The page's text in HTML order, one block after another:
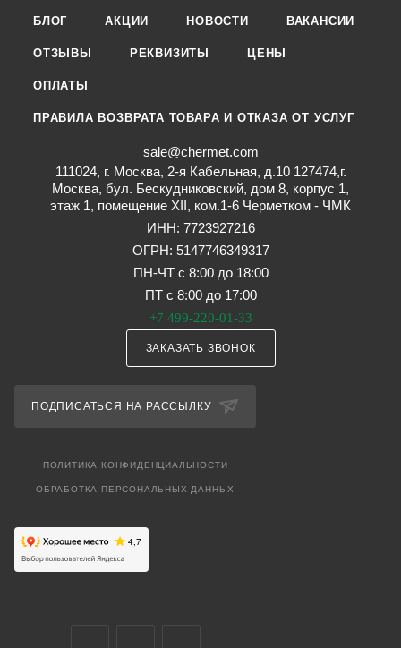
БЛОГ АКЦИИ НОВОСТИ ВАКАНСИИ
ОТЗЫВЫ РЕКВИЗИТЫ ЦЕНЫ
ОПЛАТЫ
ПРАВИЛА ВОЗВРАТА ТОВАРА И ОТКАЗА ОТ УСЛУГ
sale@chermet.com
111024, г. Москва, 2-я Кабельная, д.10 127474,г.
Москва, бул. Бескудниковский, дом 8, корпус 1,
этаж 1, помещение XII, ком.1-6 Черметком - ЧМК
ИНН: 7723927216
ОГРН: 5147746349317
ПН-ЧТ с 8:00 до 18:00
ПТ с 8:00 до 17:00
+7 499-220-01-33
ЗАКАЗАТЬ ЗВОНОК
ПОДПИСАТЬСЯ НА РАССЫЛКУ
ПОЛИТИКА КОНФИДЕНЦИАЛЬНОСТИ
ОБРАБОТКА ПЕРСОНАЛЬНЫХ ДАННЫХ